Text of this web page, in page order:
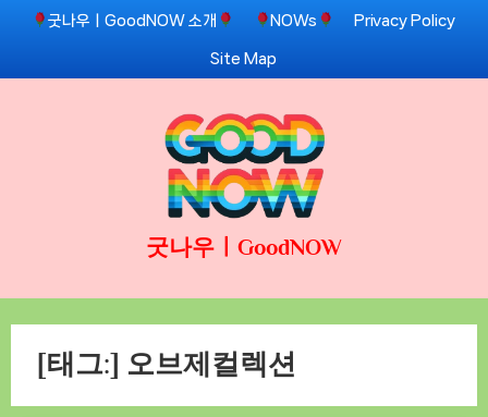
Skip
content
굿나우ㅣGoodNOW 소개 NOWs Privacy Policy
Site Map
굿나우ㅣGoodNOW
[태그:] 오브제컬렉션